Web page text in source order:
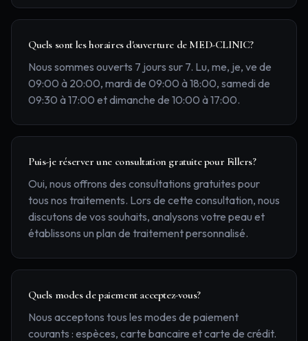
Quels sont les horaires d'ouverture de MED-CLINIC?
Nous sommes ouverts 7 jours sur 7. Lu, me, je, ve de
09:00 à 20:00, mardi de 09:00 à 18:00, samedi de
09:30 à 17:00 et dimanche de 10:00 à 17:00.
Puis-je réserver une consultation gratuite pour Fillers?
Oui, nous offrons des consultations gratuites pour
tous nos traitements. Lors de cette consultation, nous
discutons de vos souhaits, analysons votre peau et
établissons un plan de traitement personnalisé.
Quels modes de paiement acceptez-vous?
Nous acceptons tous les modes de paiement
courants : espèces, carte bancaire et carte de crédit.